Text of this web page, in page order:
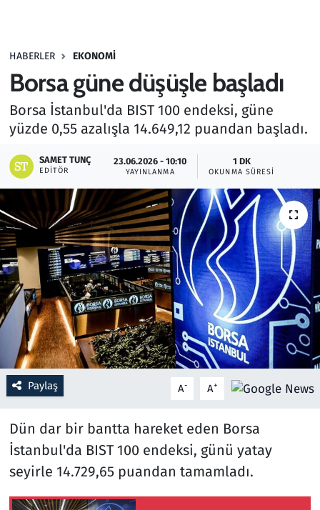
HABERLER EKONOMI
Borsa güne düşüşle başladı
Borsa İstanbul'da BIST 100 endeksi, güne
yüzde 0,55 azalışla 14.649,12 puandan başladı.
SAMET TUNÇ
EDITÖR
23.06.2026 - 10:10
YAYINLANMA
1 DK
OKUNMA SÜRESI
Paylaş A- A+
Dün dar bir bantta hareket eden Borsa
İstanbul'da BIST 100 endeksi, günü yatay
seyirle 14.729,65 puandan tamamladı.
Haber
Kültür Sanat
Kurumsal Haberler
Lezzet Durağı
Memur ve Kamu
Otomobil
Oyun
Ramazan
Resmi İlanlar
Rüya Tabirleri
Sağlık
Savunma Sanayi
Seçim 2023